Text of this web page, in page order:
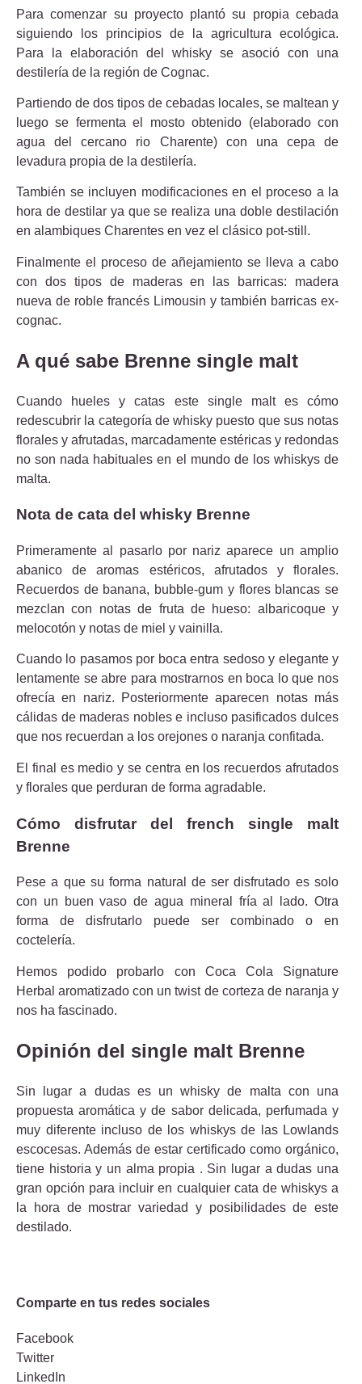
Para comenzar su proyecto plantó su propia cebada
siguiendo los principios de la agricultura ecológica.
Para la elaboración del whisky se asoció con una
destilería de la región de Cognac.
Partiendo de dos tipos de cebadas locales, se maltean y
luego se fermenta el mosto obtenido (elaborado con
agua del cercano rio Charente) con una cepa de
levadura propia de la destilería.
También se incluyen modificaciones en el proceso a la
hora de destilar ya que se realiza una doble destilación
en alambiques Charentes en vez el clásico pot-still.
Finalmente el proceso de añejamiento se lleva a cabo
con dos tipos de maderas en las barricas: madera
nueva de roble francés Limousin y también barricas ex-
cognac.
A qué sabe Brenne single malt
Cuando hueles y catas este single malt es cómo
redescubrir la categoría de whisky puesto que sus notas
florales y afrutadas, marcadamente estéricas y redondas
no son nada habituales en el mundo de los whiskys de
malta.
Nota de cata del whisky Brenne
Primeramente al pasarlo por nariz aparece un amplio
abanico de aromas estéricos, afrutados y florales.
Recuerdos de banana, bubble-gum y flores blancas se
mezclan con notas de fruta de hueso: albaricoque y
melocotón y notas de miel y vainilla.
Cuando lo pasamos por boca entra sedoso y elegante y
lentamente se abre para mostrarnos en boca lo que nos
ofrecía en nariz. Posteriormente aparecen notas más
cálidas de maderas nobles e incluso pasificados dulces
que nos recuerdan a los orejones o naranja confitada.
El final es medio y se centra en los recuerdos afrutados
y florales que perduran de forma agradable.
Cómo disfrutar del french single malt
Brenne
Pese a que su forma natural de ser disfrutado es solo
con un buen vaso de agua mineral fría al lado. Otra
forma de disfrutarlo puede ser combinado o en
coctelería.
Hemos podido probarlo con Coca Cola Signature
Herbal aromatizado con un twist de corteza de naranja y
nos ha fascinado.
Opinión del single malt Brenne
Sin lugar a dudas es un whisky de malta con una
propuesta aromática y de sabor delicada, perfumada y
muy diferente incluso de los whiskys de las Lowlands
escocesas. Además de estar certificado como orgánico,
tiene historia y un alma propia . Sin lugar a dudas una
gran opción para incluir en cualquier cata de whiskys a
la hora de mostrar variedad y posibilidades de este
destilado.
Comparte en tus redes sociales
Facebook
Twitter
LinkedIn